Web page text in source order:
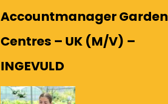
Accountmanager Garden
Centres – UK (M/V) –
INGEVULD